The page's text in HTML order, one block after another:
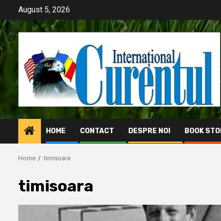
content
August 5, 2026
HOME CONTACT DESPRE NOI BOOK
Home timisoara
timisoara